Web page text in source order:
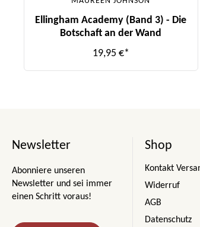
Ellingham Academy (Band 3) - Die
Botschaft an der Wand
19,95 €*
Newsletter
Abonniere unseren
Newsletter und sei immer
einen Schritt voraus!
Shop
Kontakt
Widerruf
AGB
Datenschutz